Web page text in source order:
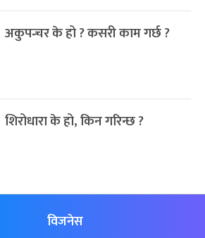
अकुपन्चर के हो ? कसरी काम गर्छ ?
शिरोधारा के हो, किन गरिन्छ ?
विजनेस